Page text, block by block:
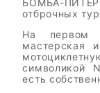
БОМБА-
отброчных
На первом
мастерская
символикой
есть